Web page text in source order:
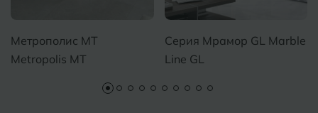
Метрополис MT
Metropolis MT
Серия Мрамор GL Marble
Line GL